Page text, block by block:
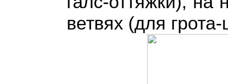
ветвях (для